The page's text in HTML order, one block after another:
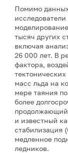
Помимо
тысяч других
включая
26 000 лет. В
фактора,
масс льда на
мере таяния
более
и известный
стабилизация
медленное
ледников.